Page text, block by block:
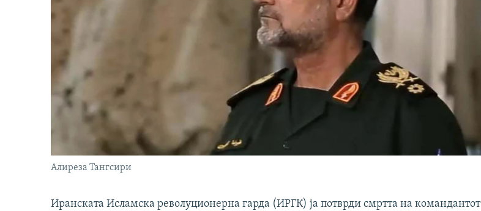
Алиреза Тангсири
Иранската Исламска револуционерна гарда (ИРГК) ја потврди смртта на командантот